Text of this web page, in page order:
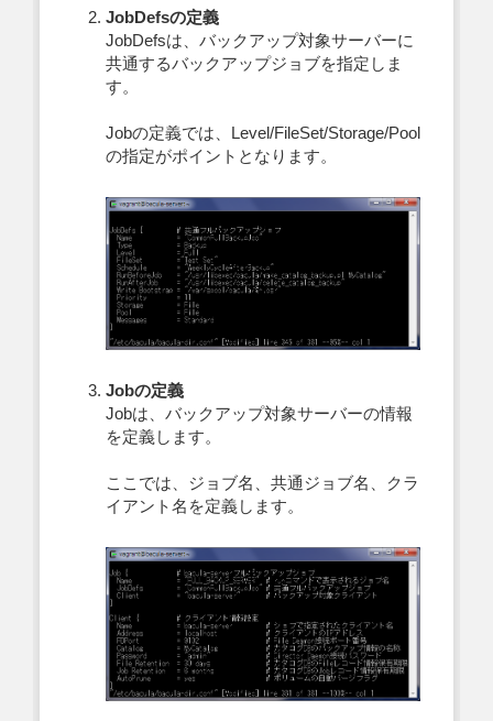
JobDefsの定義
JobDefsは、バックアップ対象サーバーに
共通するバックアップジョブを指定しま
す。
Jobの定義では、Level/FileSet/Storage/Pool
の指定がポイントとなります。
Jobの定義
Jobは、バックアップ対象サーバーの情報
を定義します。
ここでは、ジョブ名、共通ジョブ名、クラ
イアント名を定義します。